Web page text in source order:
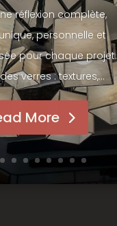
réflexion complète,
personnelle et
pour chaque projet.
verres : textures,...
More